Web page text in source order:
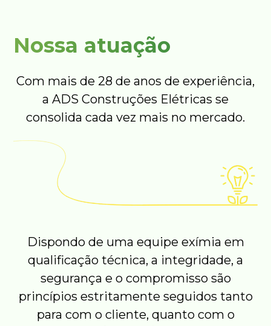
Nossa atuação
Com mais de 28 de anos de experiência,
a ADS Construções Elétricas se
consolida cada vez mais no mercado.
Dispondo de uma equipe exímia em
qualificação técnica, a integridade, a
segurança e o compromisso são
princípios estritamente seguidos tanto
para com o cliente, quanto com o